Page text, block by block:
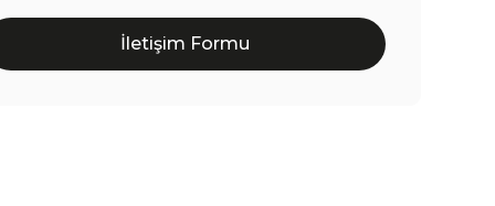
İletişim Formu